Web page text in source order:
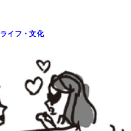
ライフ・文化